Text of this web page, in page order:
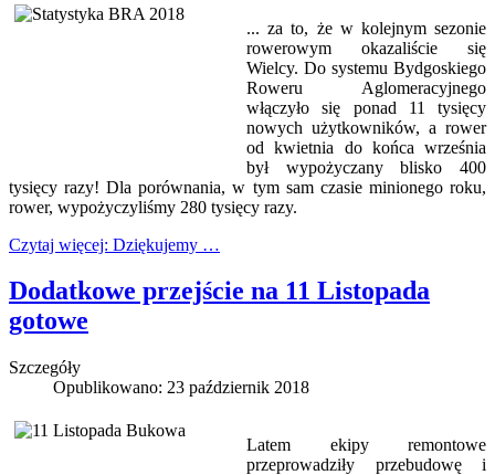
... za to, że w kolejnym sezonie
rowerowym okazaliście się
Wielcy. Do systemu Bydgoskiego
Roweru Aglomeracyjnego
włączyło się ponad 11 tysięcy
nowych użytkowników, a rower
od kwietnia do końca września
był wypożyczany blisko 400
tysięcy razy! Dla porównania, w tym sam czasie minionego roku,
rower, wypożyczyliśmy 280 tysięcy razy.
Czytaj więcej: Dziękujemy …
Dodatkowe przejście na 11 Listopada
gotowe
Szczegóły
Opublikowano: 23 październik 2018
Latem ekipy remontowe
przeprowadziły przebudowę i